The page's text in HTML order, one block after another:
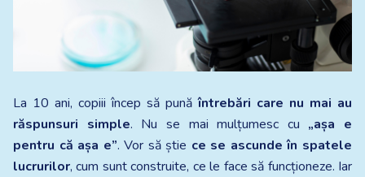
La 10 ani, copiii încep să punăîntrebări care nu mai au
răspunsuri simple. Nu se mai mulțumesc cu „așa e
pentru că așa e”. Vor să știe ce se ascunde în spatele
lucrurilor, cum sunt construite, ce le face să funcționeze. Iar